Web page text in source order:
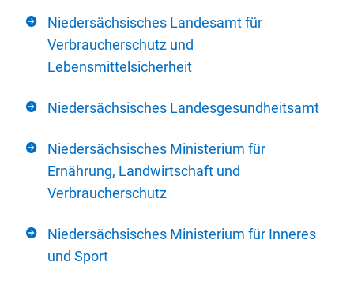
Niedersächsisches Landesamt für
Verbraucherschutz und
Lebensmittelsicherheit
Niedersächsisches Landesgesundheitsamt
Niedersächsisches Ministerium für
Ernährung, Landwirtschaft und
Verbraucherschutz
Niedersächsisches Ministerium für Inneres
und Sport